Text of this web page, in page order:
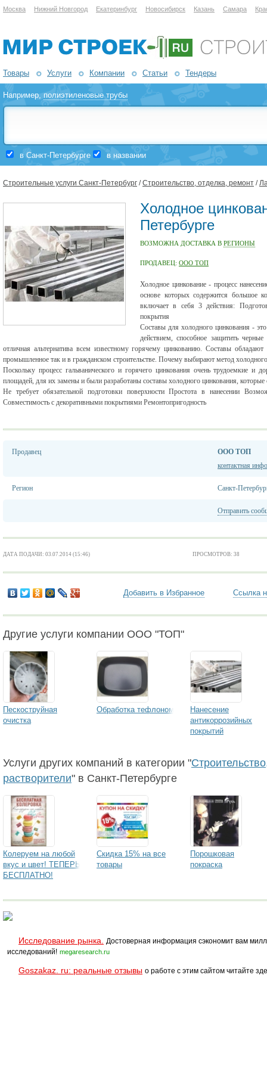
Москва Нижний Новгород Екатеринбург Новосибирск Казань Самара
Товары Услуги Компании Статьи Тендеры
Например,полиэтиленовые трубы
в Санкт-Петербурге в названии
Строительные услуги Санкт-Петербург /Строительство, отделка, ремонт /
Холодное
Петербурге
ВОЗМОЖНА ДОСТАВКА В РЕГИОНЫ
ПРОДАВЕЦ: ООО ТОП
Холодное цинкование - процесс
основе которых содержится большое
включает в себя 3 действия:
покрытия
Составы для холодного цинкования -
действием, способное защитить
отличная альтернатива всем известному горячему цинкованию. Составы
промышленное так и в гражданском строительстве. Почему выбирают метод
Поскольку процесс гальванического и горячего цинкования очень трудоемкие
площадей, для их замены и были разработаны составы холодного цинкования,
Не требует обязательной подготовки поверхности Простота в нанесении
Совместимость с декоративными покрытиями Ремонтопригодность
Продавец
ООО ТОП
контактная
Регион Санкт-
Отправить
ДАТА ПОДАЧИ: 03.07.2014 (15:46) ПРОСМОТРОВ: 38
Добавить в Избранное Ссылка
Другие услуги компании ООО "ТОП"
Пескоструйная
очистка
Обработка тефлоном
Нанесение
антикоррозийных
покрытий
Услуги других компаний в категории "
растворители" в Санкт-Петербурге
Колеруем на любой
вкус и цвет! ТЕПЕРЬ
БЕСПЛАТНО!
Скидка 15% на все
товары
Порошковая
покраска
Исследование рынка.
Достоверная информация сэкономит вам
исследований! megaresearch.ru
Goszakaz. ru: реальные отзывы о работе с этим сайтом читайте